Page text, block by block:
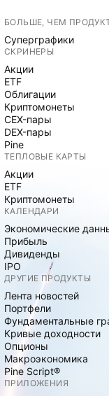
БОЛЬШЕ, ЧЕМ
Суперграфики
СКРИНЕРЫ
Акции
ETF
Облигации
Криптомонеты
CEX-пары
DEX-пары
Pine
ТЕПЛОВЫЕ КАРТЫ
Акции
ETF
Криптомонеты
КАЛЕНДАРИ
Экономические
Прибыль
Дивиденды
IPO
ДРУГИЕ ПРОДУКТЫ
Лента новостей
Портфели
Фундаментальные
Кривые доходности
Опционы
Макроэкономика
Pine Script®
ПРИЛОЖЕНИЯ